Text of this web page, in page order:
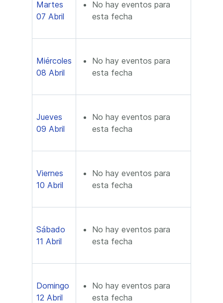
Martes
07 Abril
No hay eventos para
esta fecha
Miércoles
08 Abril
No hay eventos para
esta fecha
Jueves
09 Abril
No hay eventos para
esta fecha
Viernes
10 Abril
No hay eventos para
esta fecha
Sábado
11 Abril
No hay eventos para
esta fecha
Domingo
12 Abril
No hay eventos para
esta fecha